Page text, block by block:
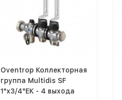
Oventrop Коллекторная
группа Multidis SF
1"x3/4"ЕК - 4 выхода